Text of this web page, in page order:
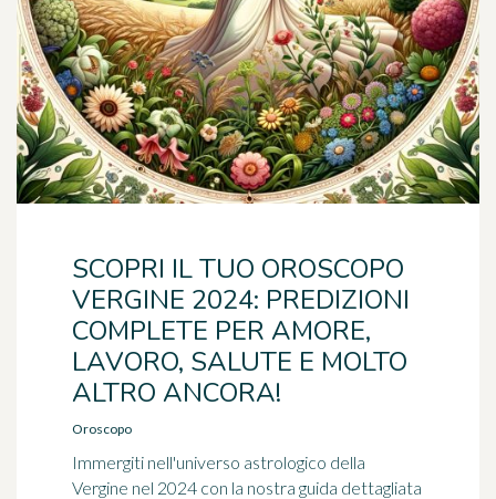
SCOPRI IL TUO OROSCOPO
VERGINE 2024: PREDIZIONI
COMPLETE PER AMORE,
LAVORO, SALUTE E MOLTO
ALTRO ANCORA!
Oroscopo
Immergiti nell'universo astrologico della
Vergine nel 2024 con la nostra guida dettagliata